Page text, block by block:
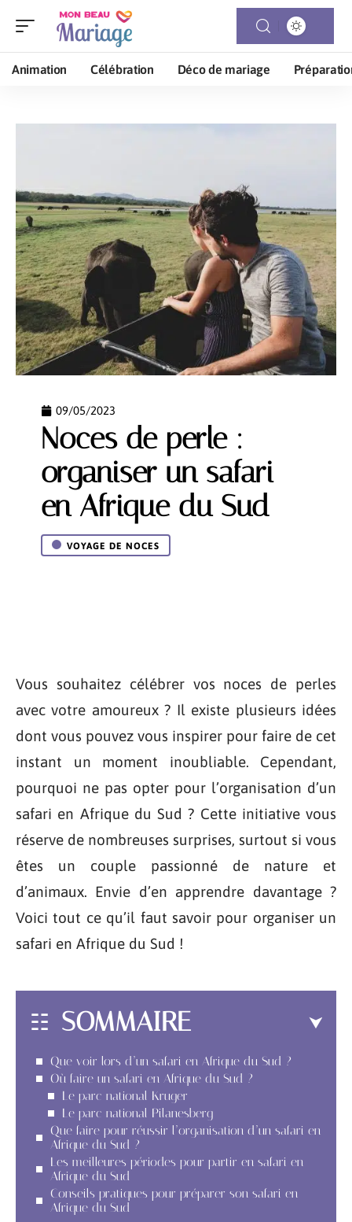
Animation Célébration Déco de mariage
09/05/2023
Noces de perle :
organiser un safari
en Afrique du Sud
VOYAGE DE NOCES
Vous souhaitez célébrer vos noces de perles
avec votre amoureux ? Il existe plusieurs idées
dont vous pouvez vous inspirer pour faire de cet
instant un moment inoubliable. Cependant,
pourquoi ne pas opter pour l’organisation d’un
safari en Afrique du Sud ? Cette initiative vous
réserve de nombreuses surprises, surtout si vous
êtes un couple passionné de nature et
d’animaux. Envie d’en apprendre davantage ?
Voici tout ce qu’il faut savoir pour organiser un
safari en Afrique du Sud !
SOMMAIRE
Que voir lors d’un safari en Afrique du Sud ?
Où faire un safari en Afrique du Sud ?
Le parc national Kruger
Le parc national Pilanesberg
Que faire pour réussir l’organisation d’un safari en
Afrique du Sud ?
Les meilleures périodes pour partir en safari en
Afrique du Sud
Conseils pratiques pour préparer son safari en
Afrique du Sud